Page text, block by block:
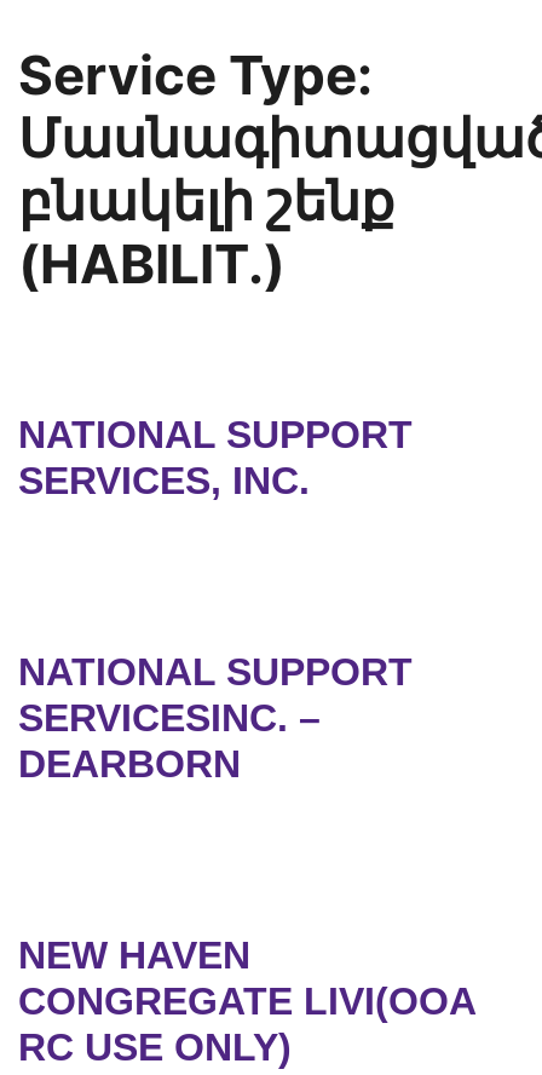
Service Type:
բնակելի շենք
(HABILIT.)
NATIONAL SUPPORT
SERVICES, INC.
NATIONAL SUPPORT
SERVICESINC. –
DEARBORN
NEW HAVEN
CONGREGATE LIVI(OOA
RC USE ONLY)